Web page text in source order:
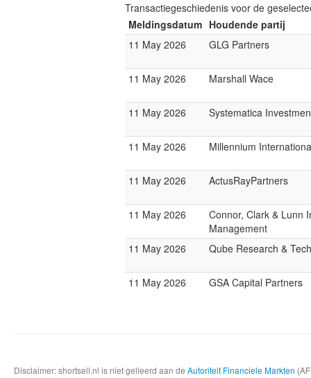
Transactiegeschiedenis voor de
Meldingsdatum Houdende partij
11 May 2026
GLG Partners
11 May 2026 Marshall Wace
11 May 2026 Systematica
11 May 2026 Millennium
11 May 2026 ActusRayPartners
11 May 2026
Connor, Clark & Lunn
Management
11 May 2026
Qube Research &
11 May 2026 GSA Capital Partners
Disclaimer: shortsell.nl is niet gelieerd aan de Autoriteit Financiele Markten